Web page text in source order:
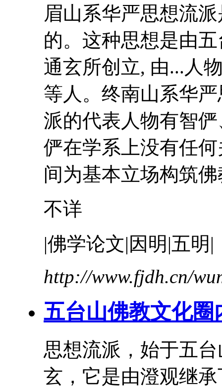
眉山系华严思想流
的。这种思想是由
通玄所创立, 由...人
等人。终南山系华
派的代表人物有智
俨在学系上没有任
间为基本立场构筑
不详
|佛学论文|因明|五明|
http://www.fjdh.cn/
五台山佛教文化圈
思想流派，始于五
玄 ，它是由澄观继